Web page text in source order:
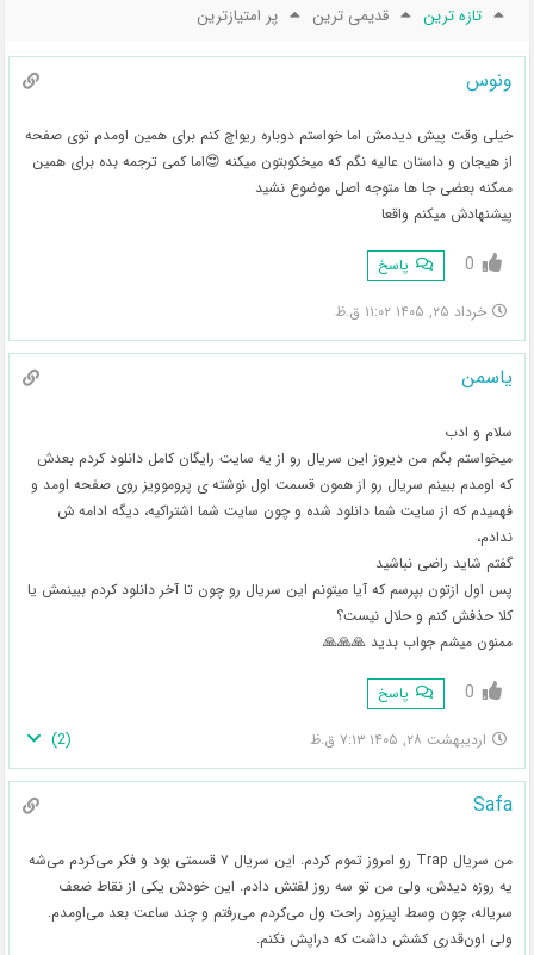
تازه ترین قدیمی ترین پر امتیازترین
ونوس‌
خیلی وقت پیش دیدمش اما خواستم دوباره ریواچ کنم برای همین اومدم توی صفحه
از هیجان و داستان عالیه نگم که میخکوبتون میکنه 😍اما کمی ترجمه بده برای همین
ممکنه بعضی جا ها متوجه اصل موضوع نشید
پیشنهادش میکنم واقعا
0 پاسخ
خرداد ۲۵, ۱۴۰۵ ۱۱:۰۲ ق.ظ
یاسمن
سلام و ادب
میخواستم بگم من دیروز این سریال رو از یه سایت رایگان کامل دانلود کردم بعدش
که اومدم ببینم سریال رو از همون قسمت اول نوشته ی پروموویز روی صفحه اومد و
فهمیدم که از سایت شما دانلود شده و چون سایت شما اشتراکیه، دیگه ادامه ش
ندادم،
گفتم شاید راضی نباشید
پس اول ازتون بپرسم که آیا میتونم این سریال رو چون تا آخر دانلود کردم ببینمش یا
کلا حذفش کنم و حلال نیست؟
ممنون میشم جواب بدید 🙏🙏🙏
0 پاسخ
اردیبهشت ۲۸, ۱۴۰۵ ۷:۱۳ ق.ظ (
2
)
Safa
من سریال Trap رو امروز تموم کردم. این سریال ۷ قسمتی بود و فکر می‌کردم می‌شه
یه روزه دیدش، ولی من تو سه روز لفتش دادم. این خودش یکی از نقاط ضعف
سریاله، چون وسط اپیزود راحت ول می‌کردم می‌رفتم و چند ساعت بعد می‌اومدم.
ولی اون‌قدری کشش داشت که دراپش نکنم.